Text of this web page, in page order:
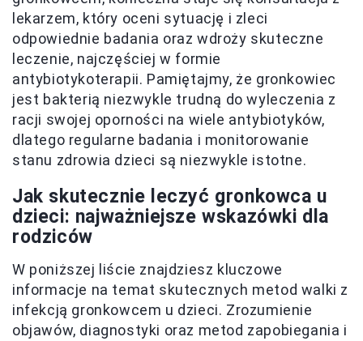
lekarzem, który oceni sytuację i zleci
odpowiednie badania oraz wdroży skuteczne
leczenie, najczęściej w formie
antybiotykoterapii. Pamiętajmy, że gronkowiec
jest bakterią niezwykle trudną do wyleczenia z
racji swojej oporności na wiele antybiotyków,
dlatego regularne badania i monitorowanie
stanu zdrowia dzieci są niezwykle istotne.
Jak skutecznie leczyć gronkowca u
dzieci: najważniejsze wskazówki dla
rodziców
W poniższej liście znajdziesz kluczowe
informacje na temat skutecznych metod walki z
infekcją gronkowcem u dzieci. Zrozumienie
objawów, diagnostyki oraz metod zapobiegania i